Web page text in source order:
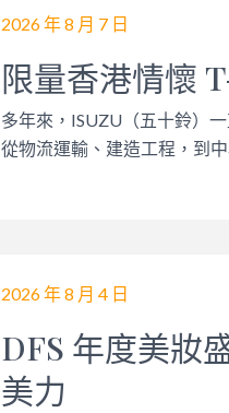
2026 年 8 月 7 日
限量香港情懷
多年來，ISUZU（五十鈴）
從物流運輸、建造工程，到
2026 年 8 月 4 日
DFS 年度美妝
美力